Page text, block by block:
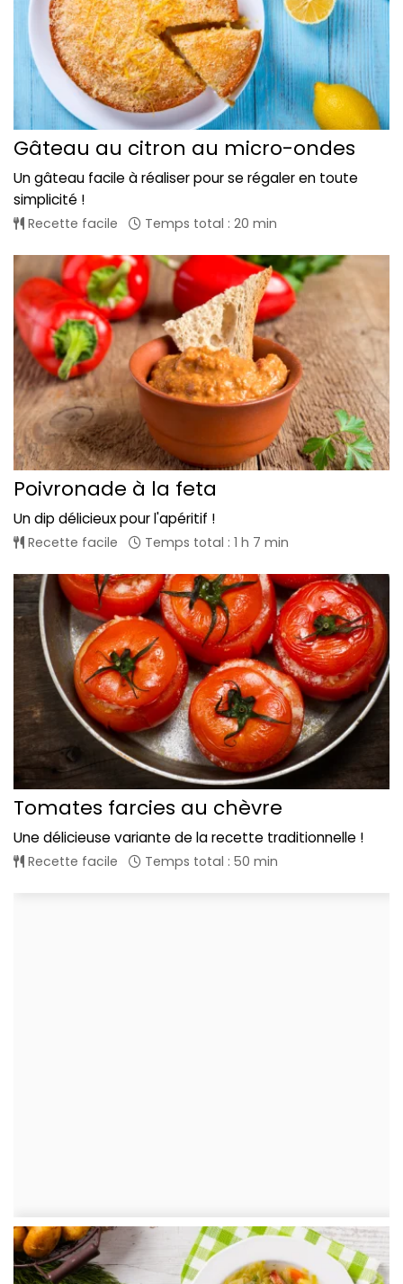
Gâteau au citron au micro-ondes
Un gâteau facile à réaliser pour se régaler en toute
simplicité !
Recette facile Temps total : 20 min
Poivronade à la feta
Un dip délicieux pour l'apéritif !
Recette facile Temps total : 1 h 7 min
Tomates farcies au chèvre
Une délicieuse variante de la recette traditionnelle !
Recette facile Temps total : 50 min